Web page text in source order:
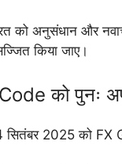
को अनुसंधान और
किया जाए।
को पुनः
2025 को FX